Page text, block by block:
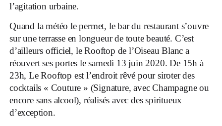
l’agitation urbaine.
Quand la météo le permet, le bar du restaurant s’ouvre
sur une terrasse en longueur de toute beauté. C’est
d’ailleurs officiel, le Rooftop de l’Oiseau Blanc a
réouvert ses portes le samedi 13 juin 2020. De 15h à
23h, Le Rooftop est l’endroit rêvé pour siroter des
cocktails « Couture » (Signature, avec Champagne ou
encore sans alcool), réalisés avec des spiritueux
d’exception.